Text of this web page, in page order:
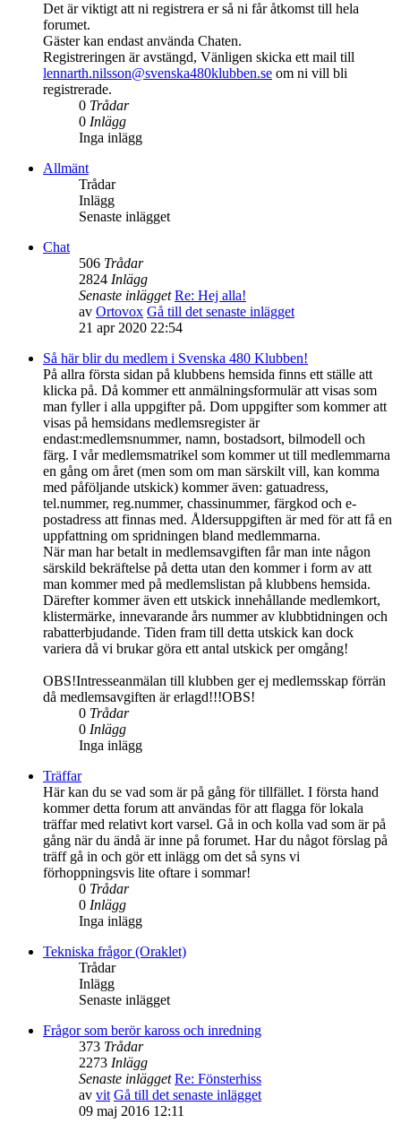
Det är viktigt att ni registrera er så ni får åtkomst till hela
forumet.
Gäster kan endast använda Chaten.
Registreringen är avstängd, Vänligen skicka ett mail till
lennarth.nilsson@svenska480klubben.se om ni vill bli
registrerade.
0 Trådar
0 Inlägg
Inga inlägg
Allmänt
Trådar
Inlägg
Senaste inlägget
Chat
506 Trådar
2824 Inlägg
Senaste inlägget Re: Hej alla!
av Ortovox Gå till det senaste inlägget
21 apr 2020 22:54
Så här blir du medlem i Svenska 480 Klubben!
På allra första sidan på klubbens hemsida finns ett ställe att
klicka på. Då kommer ett anmälningsformulär att visas som
man fyller i alla uppgifter på. Dom uppgifter som kommer att
visas på hemsidans medlemsregister är
endast:medlemsnummer, namn, bostadsort, bilmodell och
färg. I vår medlemsmatrikel som kommer ut till medlemmarna
en gång om året (men som om man särskilt vill, kan komma
med påföljande utskick) kommer även: gatuadress,
tel.nummer, reg.nummer, chassinummer, färgkod och e-
postadress att finnas med. Åldersuppgiften är med för att få en
uppfattning om spridningen bland medlemmarna.
När man har betalt in medlemsavgiften får man inte någon
särskild bekräftelse på detta utan den kommer i form av att
man kommer med på medlemslistan på klubbens hemsida.
Därefter kommer även ett utskick innehållande medlemkort,
klistermärke, innevarande års nummer av klubbtidningen och
rabatterbjudande. Tiden fram till detta utskick kan dock
variera då vi brukar göra ett antal utskick per omgång!
OBS!Intresseanmälan till klubben ger ej medlemsskap förrän
då medlemsavgiften är erlagd!!!OBS!
0 Trådar
0 Inlägg
Inga inlägg
Träffar
Här kan du se vad som är på gång för tillfället. I första hand
kommer detta forum att användas för att flagga för lokala
träffar med relativt kort varsel. Gå in och kolla vad som är på
gång när du ändå är inne på forumet. Har du något förslag på
träff gå in och gör ett inlägg om det så syns vi
förhoppningsvis lite oftare i sommar!
0 Trådar
0 Inlägg
Inga inlägg
Tekniska frågor (Oraklet)
Trådar
Inlägg
Senaste inlägget
Frågor som berör kaross och inredning
373 Trådar
2273 Inlägg
Senaste inlägget Re: Fönsterhiss
av vit Gå till det senaste inlägget
09 maj 2016 12:11